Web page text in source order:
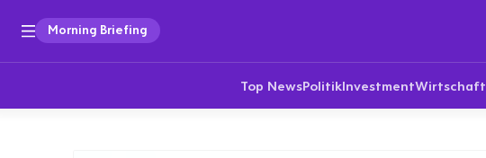
Morning Briefing
Top NewsPolitikInvestmentWirtschaft